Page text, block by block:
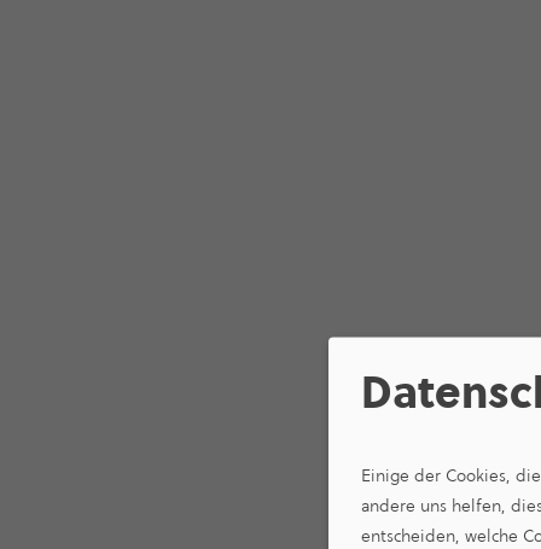
Einige der Cookies,
andere uns helfen,
entscheiden, welche